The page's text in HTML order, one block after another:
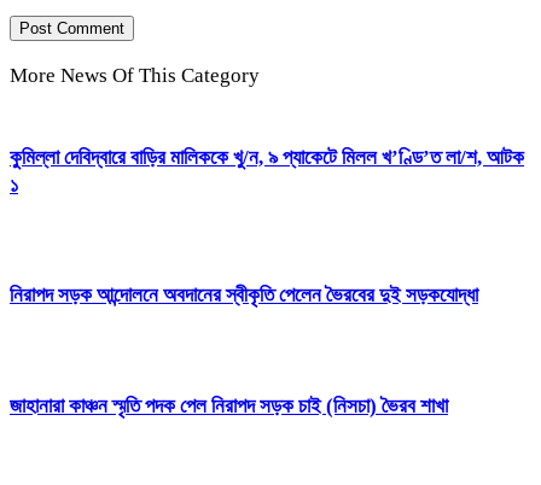
More News Of This Category
কুমিল্লা দেবিদ্বারে বাড়ির মালিককে খু/ন, ৯ প্যাকেটে মিলল খ’ণ্ডি’ত লা/শ, আটক
১
নিরাপদ সড়ক আন্দোলনে অবদানের স্বীকৃতি পেলেন ভৈরবের দুই সড়কযোদ্ধা
জাহানারা কাঞ্চন স্মৃতি পদক পেল নিরাপদ সড়ক চাই (নিসচা) ভৈরব শাখা